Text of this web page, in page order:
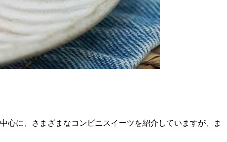
心に、さまざまなコンビニスイーツを紹介していますが、ま